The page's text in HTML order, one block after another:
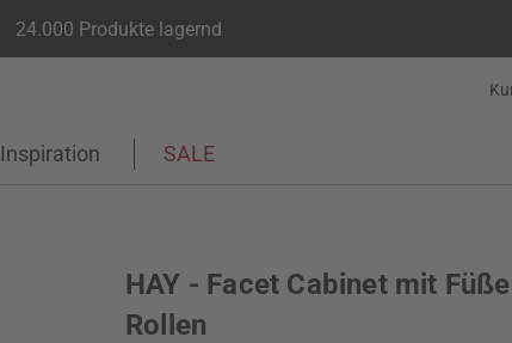
24.000 Produkte lagernd
Inspiration SALE
HAY - Facet Cabinet mit
Rollen